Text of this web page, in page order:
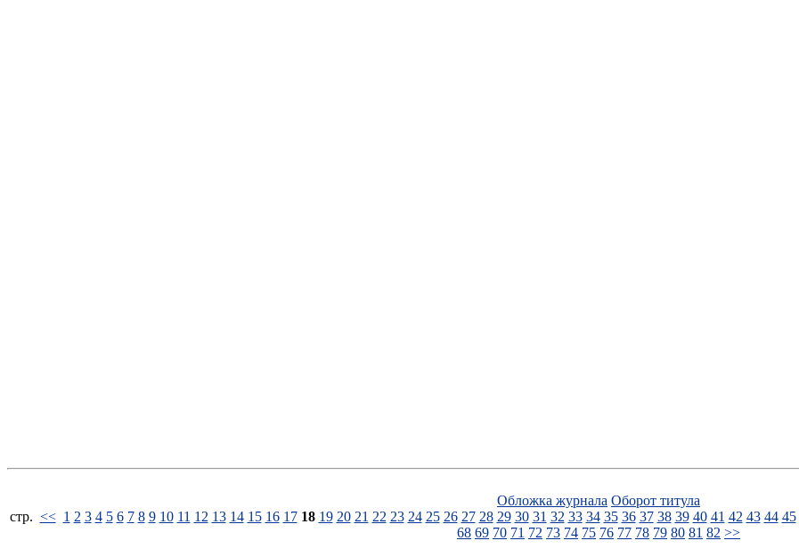
Обложка журнала Оборот титула
стp. << 1 2 3 4 5 6 7 8 9 10 11 12 13 14 15 16 17 18 19 20 21 22 23 24 25 26 27 28 29 30 31 32 33 34 35 36 37 38 39 40 41 42 43 44 45
68 69 70 71 72 73 74 75 76 77 78 79 80 81 82 >>